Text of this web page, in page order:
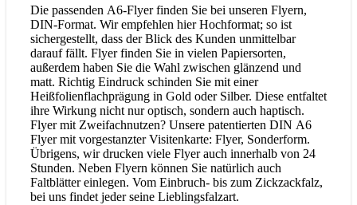
Die passenden A6-Flyer finden Sie bei unseren Flyern,
DIN-Format. Wir empfehlen hier Hochformat; so ist
sichergestellt, dass der Blick des Kunden unmittelbar
darauf fällt. Flyer finden Sie in vielen Papiersorten,
außerdem haben Sie die Wahl zwischen glänzend und
matt. Richtig Eindruck schinden Sie mit einer
Heißfolienflachprägung in Gold oder Silber. Diese entfaltet
ihre Wirkung nicht nur optisch, sondern auch haptisch.
Flyer mit Zweifachnutzen? Unsere patentierten DIN A6
Flyer mit vorgestanzter Visitenkarte: Flyer, Sonderform.
Übrigens, wir drucken viele Flyer auch innerhalb von 24
Stunden. Neben Flyern können Sie natürlich auch
Faltblätter einlegen. Vom Einbruch- bis zum Zickzackfalz,
bei uns findet jeder seine Lieblingsfalzart.